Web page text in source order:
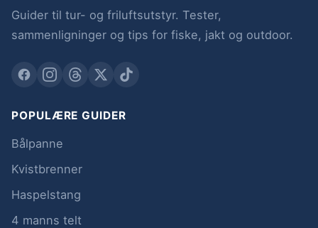
Guider til tur- og friluftsutstyr. Tester,
sammenligninger og tips for fiske, jakt og outdoor.
POPULÆRE GUIDER
Bålpanne
Kvistbrenner
Haspelstang
4 manns telt